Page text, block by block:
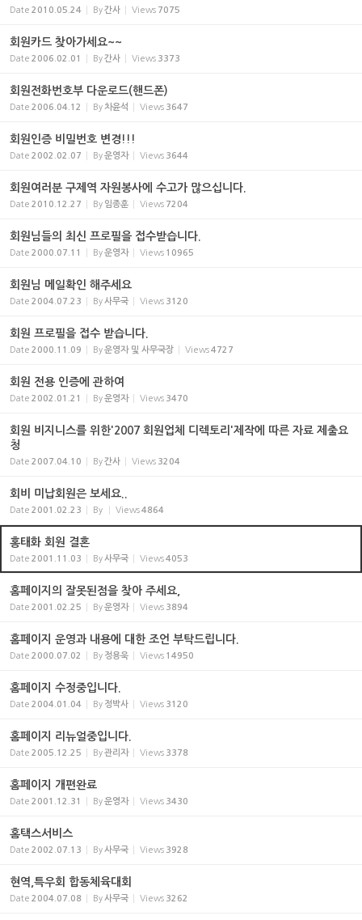
Date 2010.05.24 By간사 Views 7075
회원카드 찾아가세요~~
Date 2006.02.01 By간사 Views 3373
회원전화번호부 다운로드(핸드폰)
Date 2006.04.12 By차윤석 Views 3647
회원인증 비밀번호 변경!!!
Date 2002.02.07 By운영자 Views 3644
회원여러분 구제역 자원봉사에 수고가 많으십니다.
Date 2010.12.27 By 임종훈 Views 7204
회원님들의 최신 프로필을 접수받습니다.
Date 2000.07.11 By운영자 Views 10965
회원님 메일확인 해주세요
Date 2004.07.23 By사무국 Views 3120
회원 프로필을 접수 받습니다.
Date 2000.11.09 By운영자 및 사무국장 Views4727
회원 전용 인증에 관하여
Date 2002.01.21 By운영자 Views 3470
회원 비지니스를 위한'2007 회원업체 디렉토리'제작에 따른 자료 제출요
청
Date 2007.04.10 By간사 Views 3204
회비 미납회원은 보세요..
Date 2001.02.23 By Views4864
홍태화 회원 결혼
Date 2001.11.03 By사무국 Views4053
홈페이지의 잘못된점을 찾아 주세요,
Date 2001.02.25 By운영자 Views 3894
홈페이지 운영과 내용에 대한 조언 부탁드립니다.
Date 2000.07.02 By 정용욱 Views 14950
홈페이지 수정중입니다.
Date 2004.01.04 By 정박사 Views 3120
홈페이지 리뉴얼중입니다.
Date 2005.12.25 By관리자 Views 3378
홈페이지 개편완료
Date 2001.12.31 By운영자 Views 3430
홈택스서비스
Date 2002.07.13 By사무국 Views 3928
현역,특우회 합동체육대회
Date 2004.07.08 By사무국 Views 3262